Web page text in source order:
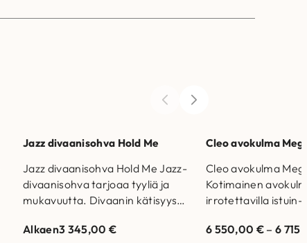
Jazz divaanisohva Hold Me
Jazz divaanisohva Hold Me Jazz-
divaanisohva tarjoaa tyyliä ja
mukavuutta. Divaanin kätisyys
Suomessa. Runkorakenne on
Alkaen3 345,00 €
Cleo avokulma
Cleo avokulma
Kotimainen
irrotettavilla istuin-
Suomessa.
6 550,00 € –6